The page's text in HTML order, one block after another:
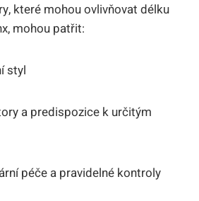
které mohou ovlivňovat délku
mohou patřit:
styl
a predispozice k určitým
péče a pravidelné kontroly